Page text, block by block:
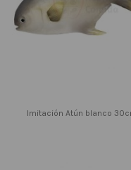
Imitación Atún blanco